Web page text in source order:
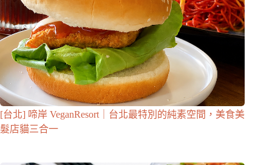
[台北] 啼岸 VeganResort｜台北最特別的純素空間，美食美
髮店貓三合一